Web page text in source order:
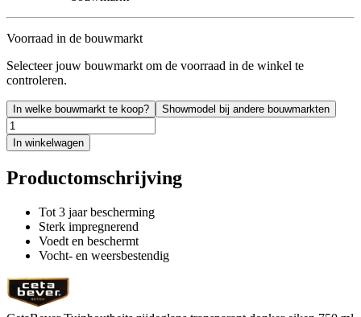
Voorraad in de bouwmarkt
Selecteer jouw bouwmarkt om de voorraad in de winkel te
controleren.
In welke bouwmarkt te koop? Showmodel bij andere bouwmarkten
In winkelwagen
Productomschrijving
Tot 3 jaar bescherming
Sterk impregnerend
Voedt en beschermt
Vocht- en weersbestendig